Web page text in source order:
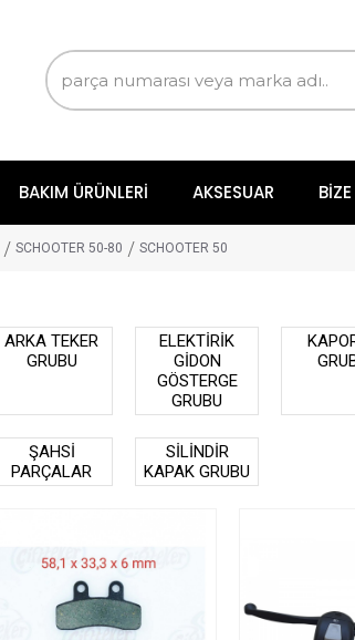
BAKIM ÜRÜNLERI AKSESUAR
SCHOOTER 50-80 SCHOOTER 50
ARKA TEKER
GRUBU
ELEKTİRİK
GİDON
GÖSTERGE
GRUBU
ŞAHSİ
PARÇALAR
SİLİNDİR
KAPAK GRUBU